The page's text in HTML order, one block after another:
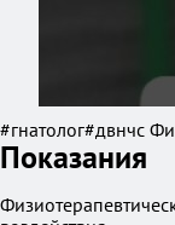
#гнатолог#двнчс
Показания